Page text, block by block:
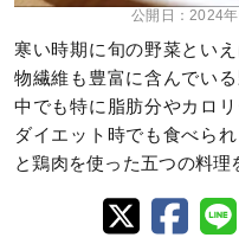
公開日：2024
寒い時期に旬の野菜とい
物繊維も豊富に含んでい
中でも特に脂肪分やカロ
ダイエット時でも食べら
と鶏肉を使った五つの料理